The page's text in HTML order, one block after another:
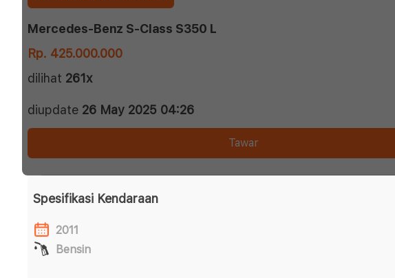
Mercedes-Benz S-Class S350 L
Rp. 425.000.000
dilihat 261x
diupdate 26 May 2025 04:26
Tawar
Spesifikasi Kendaraan
2011
Bensin